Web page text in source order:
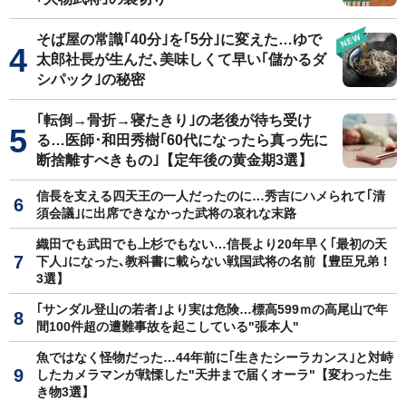
そば屋の常識｢40分｣を｢5分｣に変えた…ゆで
太郎社長が生んだ､美味しくて早い｢儲かるダ
シパック｣の秘密
｢転倒→骨折→寝たきり｣の老後が待ち受け
る…医師･和田秀樹｢60代になったら真っ先に
断捨離すべきもの｣【定年後の黄金期3選】
信長を支える四天王の一人だったのに…秀吉にハメられて｢清
須会議｣に出席できなかった武将の哀れな末路
織田でも武田でも上杉でもない…信長より20年早く｢最初の天
下人｣になった､教科書に載らない戦国武将の名前【豊臣兄弟！
3選】
｢サンダル登山の若者｣より実は危険…標高599ｍの高尾山で年
間100件超の遭難事故を起こしている"張本人"
魚ではなく怪物だった…44年前に｢生きたシーラカンス｣と対峙
したカメラマンが戦慄した"天井まで届くオーラ"【変わった生
き物3選】